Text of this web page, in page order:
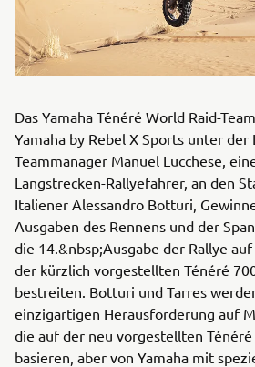
Das Yamaha Ténéré World Raid-
Yamaha by Rebel X Sports unter der
Teammanager Manuel Lucchese,
Langstrecken-Rallyefahrer, an den
Italiener Alessandro Botturi,
Ausgaben des Rennens und der
die 14.&nbsp;Ausgabe der Rallye
der kürzlich vorgestellten Ténéré
bestreiten. Botturi und Tarres
einzigartigen Herausforderung auf
die auf der neu vorgestellten
basieren, aber von Yamaha mit